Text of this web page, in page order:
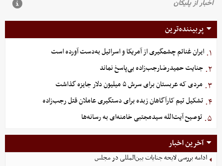
پربیننده‌ترین
۱. ایران غنائم چشمگیری از آمریکا و اسرائیل به‌دست آورده است
۲. جنایت حمیدرضارجب‌زاده بی‌پاسخ نماند
۳. مردی که عربستان برای سرش ۵ میلیون دلار جایزه گذاشت
۴. تشکیل تیم کارآگاهان زبده برای دستگیری عاملان قتل رجب‌زاده
۵. توصیح آیت‌الله سیدمجتبی خامنه‌ای به رسانه‌ها
آخرین اخبار
ادامه بررسی لایحه جنایات بین‌المللی در مجلس